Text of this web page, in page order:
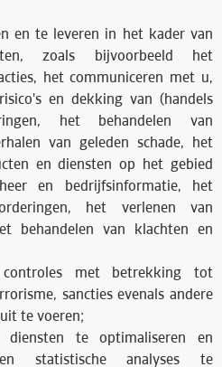
en te leveren in het kader van
zoals bijvoorbeeld het
het communiceren met u,
en dekking van (handels
het behandelen van
van geleden schade, het
en diensten op het gebied
en bedrijfsinformatie, het
het verlenen van
behandelen van klachten en
controles met betrekking tot
sancties evenals andere
te voeren;
diensten te optimaliseren en
statistische analyses te